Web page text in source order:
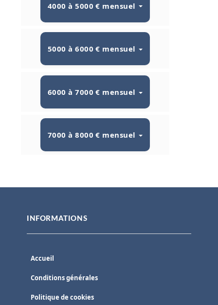
4000 à 5000 € mensuel
5000 à 6000 € mensuel
6000 à 7000 € mensuel
7000 à 8000 € mensuel
INFORMATIONS
Accueil
Conditions générales
Politique de cookies